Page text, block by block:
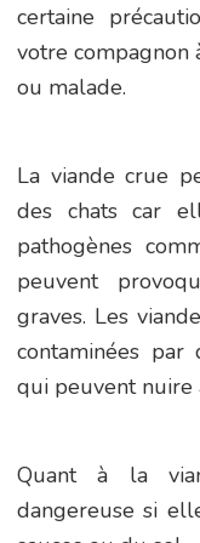
certaine
votre compagnon
ou malade.
La viande crue
des chats car
pathogènes
peuvent
graves. Les
contaminées par
qui peuvent nuire
Quant à la
dangereuse si